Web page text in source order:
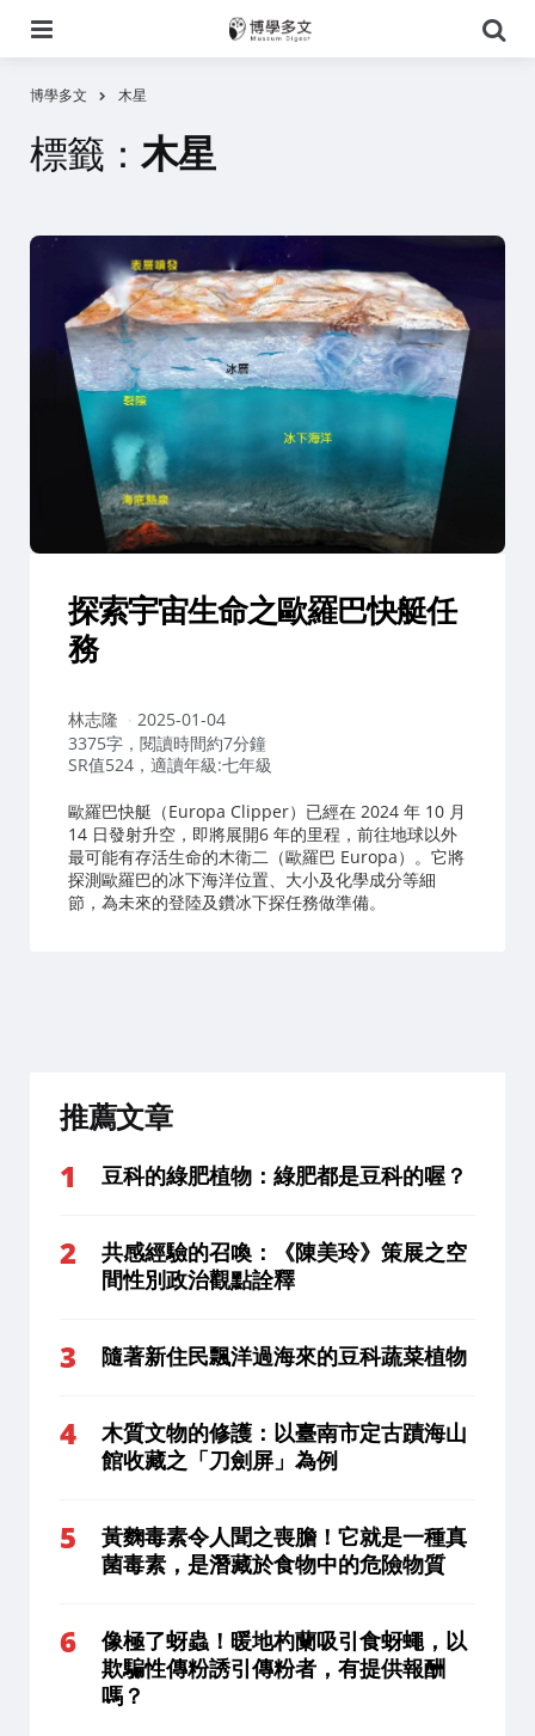
尋
博學多文 木星
標籤： 木星
探索宇宙生命之歐羅巴快艇任
務
作
者：
林志隆
2025-01-04
3375字，閱讀時間約7分鐘
SR值524，適讀年級:七年級
歐羅巴快艇（Europa Clipper）已經在 2024 年 10 月
14 日發射升空，即將展開6 年的里程，前往地球以外
最可能有存活生命的木衛二（歐羅巴 Europa）。它將
探測歐羅巴的冰下海洋位置、大小及化學成分等細
節，為未來的登陸及鑽冰下探任務做準備。
推薦文章
豆科的綠肥植物：綠肥都是豆科的喔？
共感經驗的召喚：《陳美玲》策展之空
間性別政治觀點詮釋
隨著新住民飄洋過海來的豆科蔬菜植物
木質文物的修護：以臺南市定古蹟海山
館收藏之「刀劍屏」為例
黃麴毒素令人聞之喪膽！它就是一種真
菌毒素，是潛藏於食物中的危險物質
像極了蚜蟲！暖地杓蘭吸引食蚜蠅，以
欺騙性傳粉誘引傳粉者，有提供報酬
嗎？